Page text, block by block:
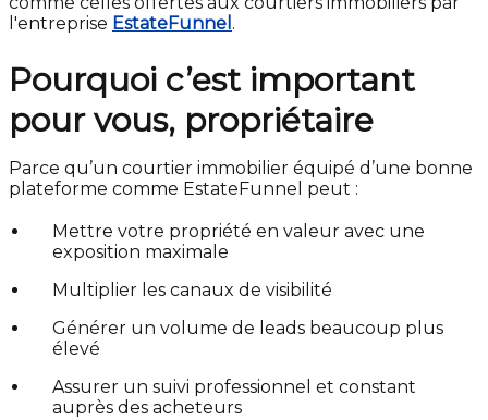
l'entreprise EstateFunnel .
Pourquoi c’est important
pour vous, propriétaire
Parce qu’un courtier immobilier équipé d’une bonne
plateforme comme EstateFunnel peut :
Mettre votre propriété en valeur avec une
exposition maximale
Multiplier les canaux de visibilité
Générer un volume de leads beaucoup plus
élevé
Assurer un suivi professionnel et constant
auprès des acheteurs